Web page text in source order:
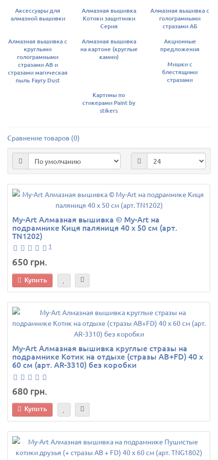
Аксессуары для
алмазной вышивки
Алмазная вышивка
Котики защитники
Серия
Алмазная вышивка с
голограмными
стразами АБ
Алмазная вышивка с
круглыми
голограмными
стразами AB и
стразами магическая
пыль Fayry Dust
Алмазная вышивка
на картоне (круглые
камни)
Акционные
предложения
Мишки с
блестящими
стразами
Картины по
стикерами Paint by
stikers
Сравнение товаров (0)
My-Art Алмазная вышивка © My-Art на
подрамнике Киця паляниця 40 х 50 см (арт.
TN1202)
1
650 грн.
Купить
My-Art Алмазная вышивка круглые стразы на
подрамнике Котик на отдыхе (стразы AB+FD) 40 х
60 см (арт. AR-3310) без коробки
680 грн.
Купить